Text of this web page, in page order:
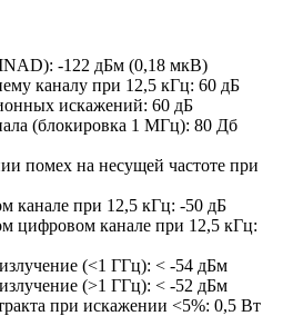
-122 дБм (0,18 мкВ)
каналу при 12,5 кГц: 60 дБ
искажений: 60 дБ
(блокировка 1 МГц): 80 Дб
помех на несущей частоте при
при 12,5 кГц: -50 дБ
цифровом канале при 12,5 кГц:
(<1 ГГц): < -54 дБм
(>1 ГГц): < -52 дБм
при искажении <5%: 0,5 Вт